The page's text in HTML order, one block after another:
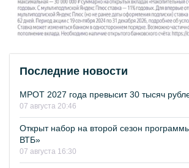
Последние новости
МРОТ 2027 года превысит 30 тысяч
07 августа 20:46
Открыт набор на второй сезон
ВТБ»
07 августа 16:30